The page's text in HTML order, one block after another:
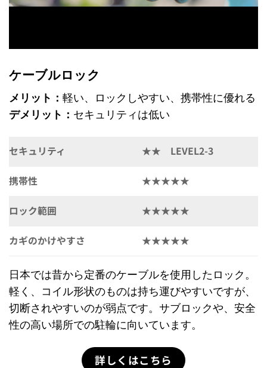
ケーブルロック
メリット： 軽い、ロックしやすい、携帯性に優れる
デメリット： セキュリティは低い
セキュリティ ★★ LEVEL2-3
携帯性 ★★★★★
ロック範囲 ★★★★★
カギのかけやすさ ★★★★★
日本では昔から定番のケーブルを使用したロック。
軽く、コイル形状のものは持ち運びやすいですが、
切断されやすいのが弱点です。サブロックや、安全
性の高い場所での駐輪に向いています。
詳しくはこちら